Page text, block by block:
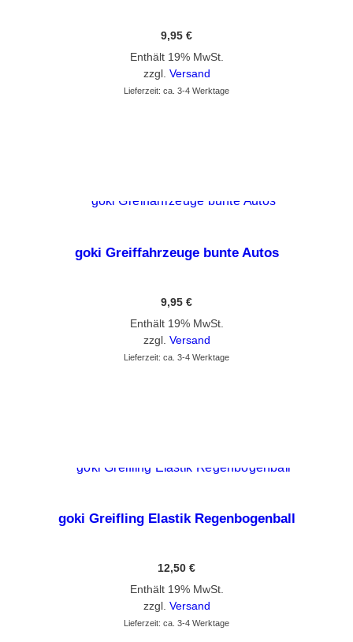
9,95 €
Enthält 19% MwSt.
zzgl. Versand
Lieferzeit: ca. 3-4 Werktage
Dieses Produkt weist mehrere Varianten auf. Die Optionen können auf der Produktseite gewählt werden
goki Greiffahrzeuge bunte Autos
9,95 €
Enthält 19% MwSt.
zzgl. Versand
Lieferzeit: ca. 3-4 Werktage
goki Greifling Elastik Regenbogenball
12,50 €
Enthält 19% MwSt.
zzgl. Versand
Lieferzeit: ca. 3-4 Werktage